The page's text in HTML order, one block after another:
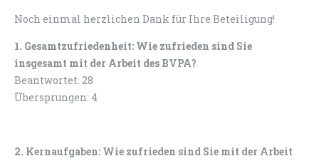
Noch einmal herzlichen Dank für Ihre Beteiligung!
1. Gesamtzufriedenheit: Wie zufrieden sind Sie
insgesamt mit der Arbeit des BVPA?
Beantwortet: 28
Übersprungen: 4
2. Kernaufgaben: Wie zufrieden sind Sie mit der Arbeit